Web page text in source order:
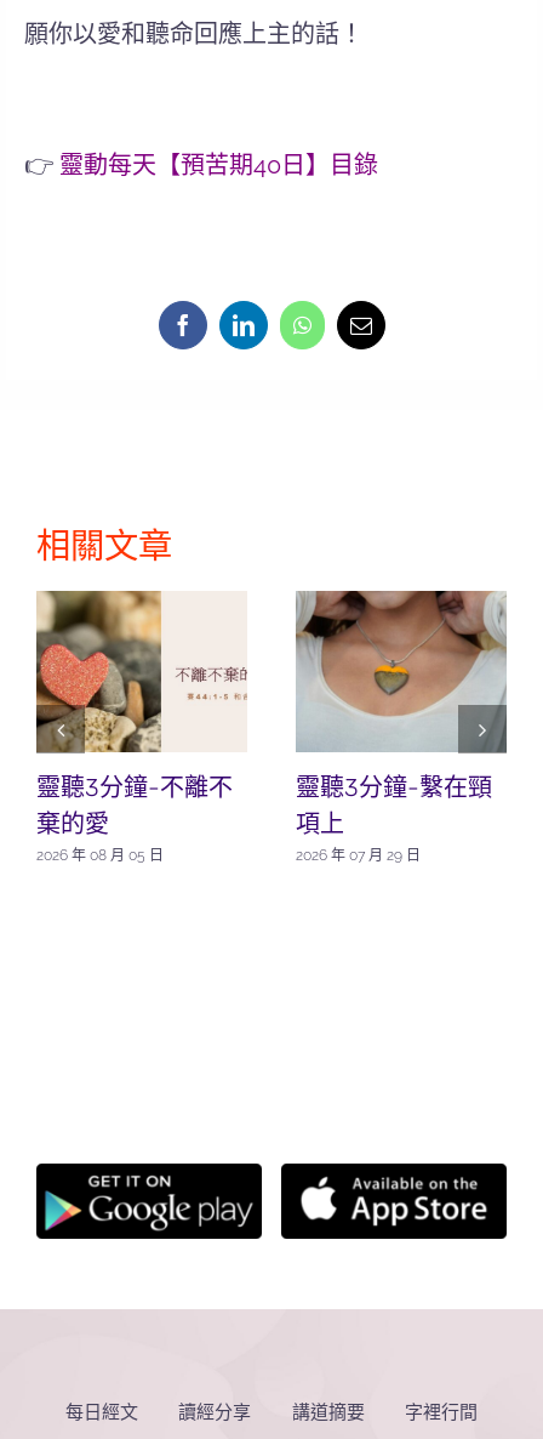
願你以愛和聽命回應上主的話！
👉 靈動每天【預苦期40日】目錄
相關文章
靈聽3分鐘-不離不
棄的愛
2026 年 08 月 05 日
靈聽3分鐘-繫在頸
項上
2026 年 07 月 29 日
每日經文 讀經分享 講道摘要
字裡行間